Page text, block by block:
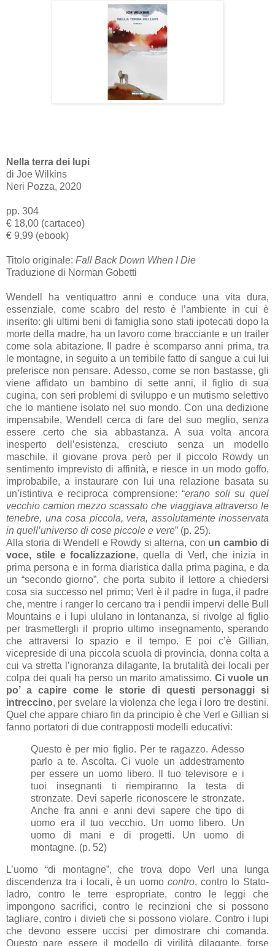
Nella terra dei lupi
di Joe Wilkins
Neri Pozza, 2020
pp. 304
€ 18,00 (cartaceo)
€ 9,99 (ebook)
Titolo originale: Fall Back Down When I Die
Traduzione di Norman Gobetti
Wendell ha ventiquattro anni e conduce una vita dura,
essenziale, come scabro del resto è l’ambiente in cui è
inserito: gli ultimi beni di famiglia sono stati ipotecati dopo la
morte della madre, ha un lavoro come bracciante e un trailer
come sola abitazione. Il padre è scomparso anni prima, tra
le montagne, in seguito a un terribile fatto di sangue a cui lui
preferisce non pensare. Adesso, come se non bastasse, gli
viene affidato un bambino di sette anni, il figlio di sua
cugina, con seri problemi di sviluppo e un mutismo selettivo
che lo mantiene isolato nel suo mondo. Con una dedizione
impensabile, Wendell cerca di fare del suo meglio, senza
essere certo che sia abbastanza. A sua volta ancora
inesperto dell’esistenza, cresciuto senza un modello
maschile, il giovane prova però per il piccolo Rowdy un
sentimento imprevisto di affinità, e riesce in un modo goffo,
improbabile, a instaurare con lui una relazione basata su
un’istintiva e reciproca comprensione: “erano soli su quel
vecchio camion mezzo scassato che viaggiava attraverso le
tenebre, una cosa piccola, vera, assolutamente inosservata
in quell’universo di cose piccole e vere” (p. 25).
Alla storia di Wendell e Rowdy si alterna, con un cambio di
voce, stile e focalizzazione, quella di Verl, che inizia in
prima persona e in forma diaristica dalla prima pagina, e da
un “secondo giorno”, che porta subito il lettore a chiedersi
cosa sia successo nel primo; Verl è il padre in fuga, il padre
che, mentre i ranger lo cercano tra i pendii impervi delle Bull
Mountains e i lupi ululano in lontananza, si rivolge al figlio
per trasmettergli il proprio ultimo insegnamento, sperando
che attraversi lo spazio e il tempo. E poi c’è Gillian,
vicepreside di una piccola scuola di provincia, donna colta a
cui va stretta l’ignoranza dilagante, la brutalità dei locali per
colpa dei quali ha perso un marito amatissimo.Ci vuole un
po’ a capire come le storie di questi personaggi si
intreccino, per svelare la violenza che lega i loro tre destini.
Quel che appare chiaro fin da principio è che Verl e Gillian si
fanno portatori di due contrapposti modelli educativi:
Questo è per mio figlio. Per te ragazzo. Adesso
parlo a te. Ascolta. Ci vuole un addestramento
per essere un uomo libero. Il tuo televisore e i
tuoi insegnanti ti riempiranno la testa di
stronzate. Devi saperle riconoscere le stronzate.
Anche fra anni e anni devi sapere che tipo di
uomo era il tuo vecchio. Un uomo libero. Un
uomo di mani e di progetti. Un uomo di
montagne. (p. 52)
L’uomo “di montagne”, che trova dopo Verl una lunga
discendenza tra i locali, è un uomocontro, contro lo Stato-
ladro, contro le terre espropriate, contro le leggi che
impongono sacrifici, contro le recinzioni che si possono
tagliare, contro i divieti che si possono violare. Contro i lupi
che devono essere uccisi per dimostrare chi comanda.
Questo pare essere il modello di virilità dilagante, forse